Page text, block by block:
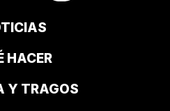
HACER
Y TRAGOS